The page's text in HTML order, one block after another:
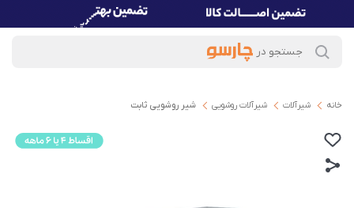
خانه شیرآلات شیرآلات روشویی شیر روشویی ثابت